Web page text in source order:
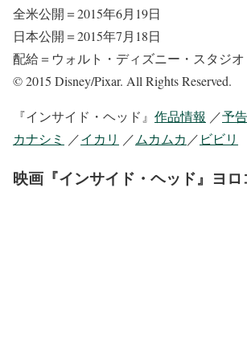
全米公開＝2015年6月19日
日本公開＝2015年7月18日
配給＝ウォルト・ディズニー・スタジ
© 2015 Disney/Pixar. All Rights Reserved.
『インサイド・ヘッド』 作品情報 ／予
カナシミ
／イカリ ／ ムカムカ ／ ビビリ
映画『インサイド・ヘッド』ヨロ